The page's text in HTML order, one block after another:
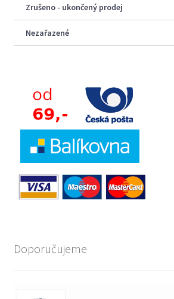
Zrušeno - ukončený prodej
Nezařazené
Doporučujeme